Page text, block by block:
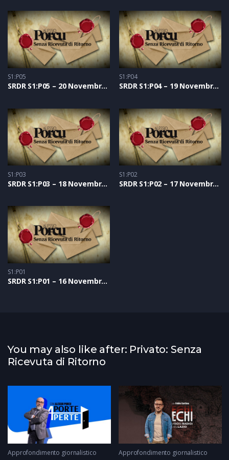
S1:P05
SRDR S1:P05 – 20 Novembre 2020
S1:P04
SRDR S1:P04 – 19 Novembre 2020
S1:P03
SRDR S1:P03 – 18 Novembre 2020
S1:P02
SRDR S1:P02 – 17 Novembre 2020
S1:P01
SRDR S1:P01 – 16 Novembre 2020
You may also like after: Privato: Senza
Ricevuta di Ritorno
Approfondimento giornalistico Approfondimento giornalistico